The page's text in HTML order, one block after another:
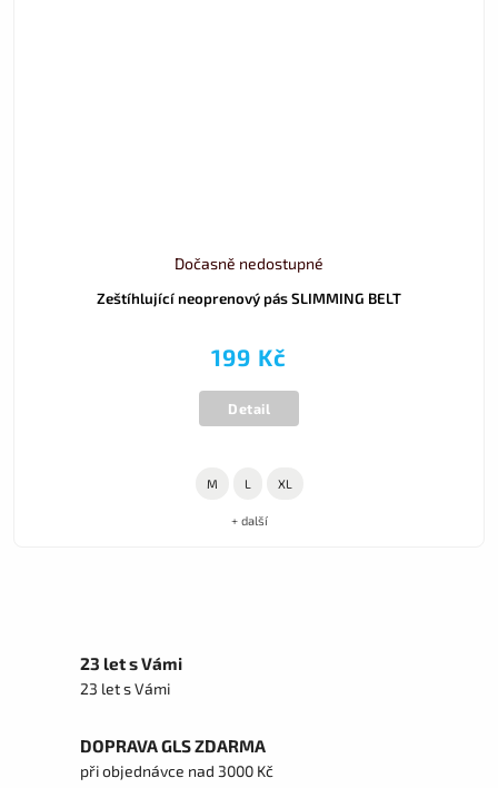
Zeštíhlující neoprenový pás SLIMMING BELT
Dočasně nedostupné
199 Kč
Detail
M L XL
+ další
23 let s Vámi
23 let s Vámi
DOPRAVA GLS ZDARMA
při objednávce nad 3000 Kč